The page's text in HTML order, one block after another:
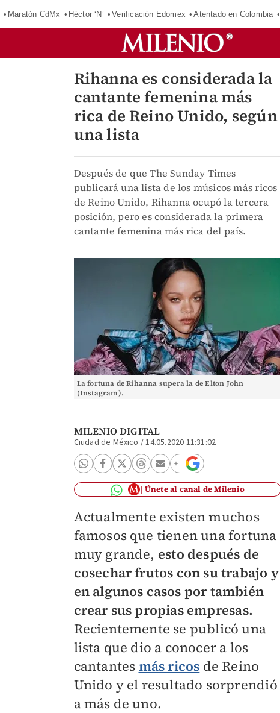
Maratón CdMx Héctor ‘N’ Verificación Edomex Atentado en Colombia
Rihanna es considerada la
cantante femenina más
rica de Reino Unido, según
una lista
Después de que The Sunday Times
publicará una lista de los músicos más ricos
de Reino Unido, Rihanna ocupó la tercera
posición, pero es considerada la primera
cantante femenina más rica del país.
La fortuna de Rihanna supera la de Elton John
(Instagram).
MILENIO DIGITAL
Ciudad de México /14.05.2020 11:31:02
Únete al canal de Milenio
Actualmente existen muchos
famosos que tienen una fortuna
muy grande, esto después de
cosechar frutos con su trabajo y
en algunos casos por también
crear sus propias empresas.
Recientemente se publicó una
lista que dio a conocer a los
cantantes más ricos de Reino
Unido y el resultado sorprendió
a más de uno.